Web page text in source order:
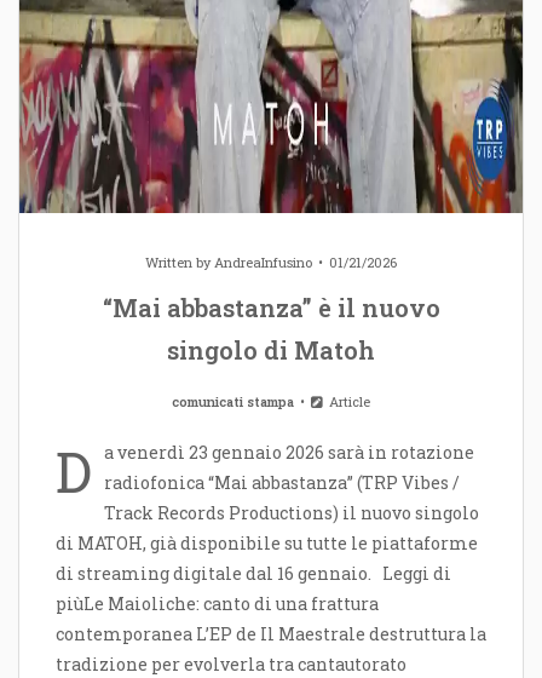
Written byAndreaInfusino 01/21/2026
“Mai abbastanza” è il nuovo
singolo di Matoh
comunicati stampa Article
D a venerdì 23 gennaio 2026 sarà in rotazione
radiofonica “Mai abbastanza” (TRP Vibes /
Track Records Productions) il nuovo singolo
di MATOH, già disponibile su tutte le piattaforme
di streaming digitale dal 16 gennaio. Leggi di
piùLe Maioliche: canto di una frattura
contemporanea L’EP de Il Maestrale destruttura la
tradizione per evolverla tra cantautorato